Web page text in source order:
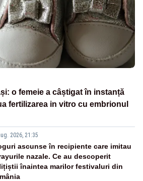
o femeie a câștigat în instanță
fertilizarea in vitro cu embrionul
2026, 21:35
ascunse în recipiente care imitau
nazale. Ce au descoperit
înaintea marilor festivaluri din